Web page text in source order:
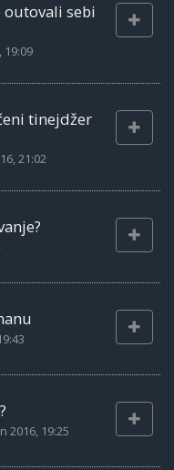
outovali sebi
19:09
tinejdžer
21:02
2016, 19:25